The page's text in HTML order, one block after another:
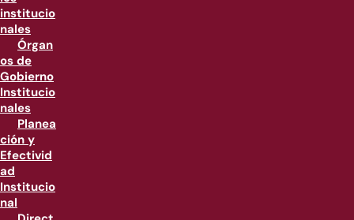
institucio
nales
Órgan
os de
Gobierno
Institucio
nales
Planea
ción y
Efectivid
ad
Institucio
nal